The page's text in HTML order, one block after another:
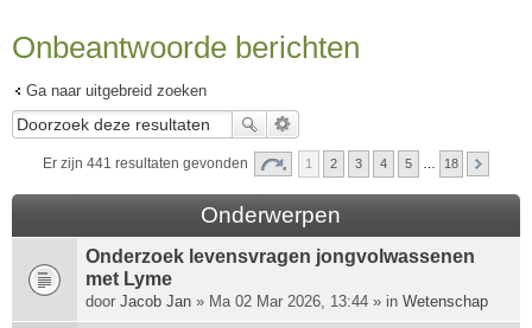
Onbeantwoorde berichten
Ga naar uitgebreid zoeken
Er zijn 441 resultaten gevonden 1 2 3 4 5 18
Onderwerpen
Onderzoek levensvragen jongvolwassenen
met Lyme
door Jacob Jan » Ma 02 Mar 2026, 13:44 » in Wetenschap